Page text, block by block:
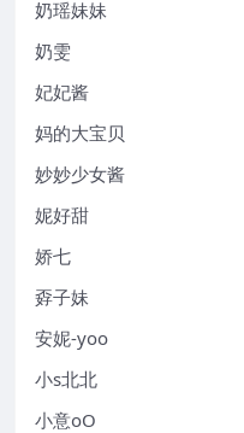
奶瑶妹妹
奶雯
妃妃酱
妈的大宝贝
妙妙少女酱
妮好甜
娇七
孬子妹
安妮-yoo
小s北北
小意oO